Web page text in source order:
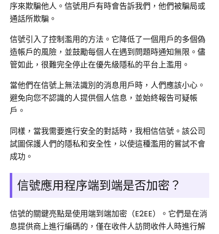
序來欺騙他人。信號用戶有時會告訴我們，他們被騙局或
通話所欺騙。
信號引入了控制濫用的方法。它降低了一個用戶的多個偽
造帳戶的風險，並鼓勵每個人在遇到問題時通知無限。儘
管如此，很難完全停止在優先級隱私的平台上濫用。
當他們在信號上無法識別的消息用戶時，人們應該小心。
避免向您不認識的人提供個人信息，並始終報告可疑帳
戶。
同樣，當我需要進行安全的對話時，我相信信號。該公司
試圖保護人們的隱私和安全性，以使這種濫用的嘗試不會
成功。
信號應用程序端到端是否加密？
信號的關鍵亮點是使用端到端加密（E2EE）。它們是在消
息提供商上進行編碼的，僅在收件人訪問收件人時進行解